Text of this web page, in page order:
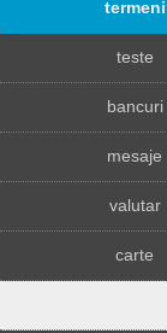
termeni
teste
bancuri
mesaje
valutar
carte